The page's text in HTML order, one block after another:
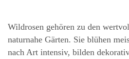
Wildrosen gehören zu den
naturnahe Gärten. Sie blühen
nach Art intensiv, bilden